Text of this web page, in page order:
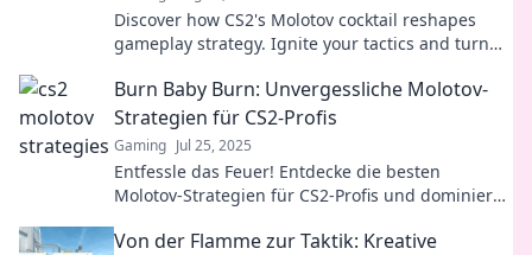
Discover how CS2's Molotov cocktail reshapes
gameplay strategy. Ignite your tactics and turn
guide!
Burn Baby Burn: Unvergessliche Molotov-
Strategien für CS2-Profis
Gaming Jul 25, 2025
Entfessle das Feuer! Entdecke die besten
Molotov-Strategien für CS2-Profis und dominiere
Von der Flamme zur Taktik: Kreative